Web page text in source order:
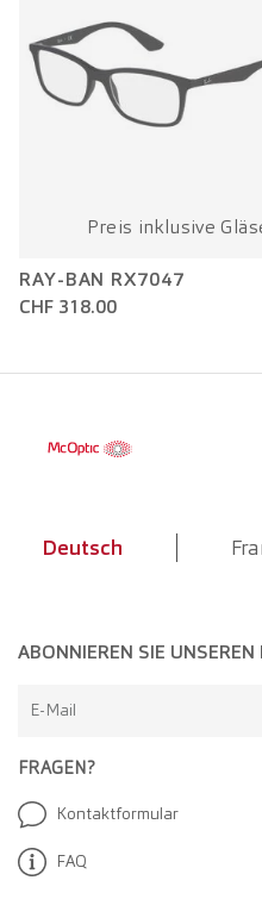
Preis inklusive
RAY-BAN RX7047
CHF 318.00
Deutsch
FRAGEN?
Kontaktformular
FAQ
ABONNIEREN SIE
E-Mail